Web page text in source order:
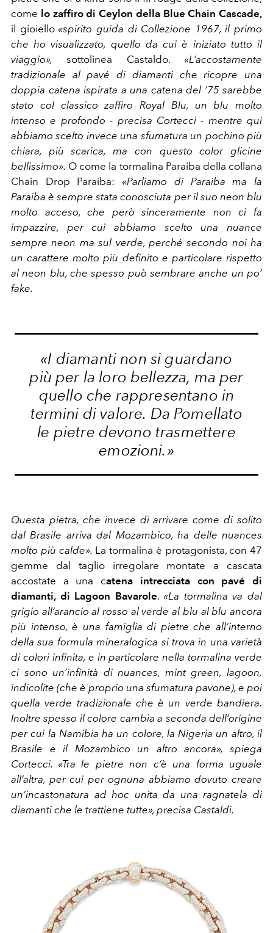
come lo zaffiro di Ceylon della Blue Chain Cascade,
il gioiello«spirito guida di Collezione 1967, il primo
che ho visualizzato, quello da cui è iniziato tutto il
viaggio», sottolinea Castaldo. «L’accostamente
tradizionale al pavé di diamanti che ricopre una
doppia catena ispirata a una catena del ’75 sarebbe
stato col classico zaffiro Royal Blu, un blu molto
intenso e profondo - precisa Cortecci - mentre qui
abbiamo scelto invece una sfumatura un pochino più
chiara, più scarica, ma con questo color glicine
bellissimo». O come la tormalina Paraiba della collana
Chain Drop Paraiba: «Parliamo di Paraiba ma la
Paraiba è sempre stata conosciuta per il suo neon blu
molto acceso, che però sinceramente non ci fa
impazzire, per cui abbiamo scelto una nuance
sempre neon ma sul verde, perché secondo noi ha
un carattere molto più definito e particolare rispetto
al neon blu, che spesso può sembrare anche un po’
fake.
«I diamanti non si guardano
più per la loro bellezza, ma per
quello che rappresentano in
termini di valore. Da Pomellato
le pietre devono trasmettere
emozioni.»
Questa pietra, che invece di arrivare come di solito
dal Brasile arriva dal Mozambico, ha delle nuances
molto più calde». La tormalina è protagonista, con 47
gemme dal taglio irregolare montate a cascata
accostate a una catena intrecciata con pavé di
diamanti, di Lagoon Bavarole. «La tormalina va dal
grigio all’arancio al rosso al verde al blu al blu ancora
più intenso, è una famiglia di pietre che all’interno
della sua formula mineralogica si trova in una varietà
di colori infinita, e in particolare nella tormalina verde
ci sono un’infinità di nuances, mint green, lagoon,
indicolite (che è proprio una sfumatura pavone), e poi
quella verde tradizionale che è un verde bandiera.
Inoltre spesso il colore cambia a seconda dell’origine
per cui la Namibia ha un colore, la Nigeria un altro, il
Brasile e il Mozambico un altro ancora», spiega
Cortecci. «Tra le pietre non c’è una forma uguale
all’altra, per cui per ognuna abbiamo dovuto creare
un’incastonatura ad hoc unita da una ragnatela di
diamanti che le trattiene tutte», precisa Castaldi.